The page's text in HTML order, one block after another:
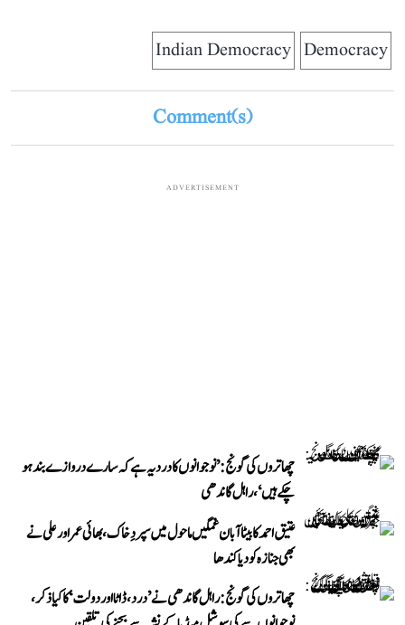
Democracy
Indian Democracy
Comment(s)
ADVERTISEMENT
چھاتروں کی گونج: ’نوجوانوں کا درد یہ ہے کہ سارے دروازے بند ہو
چکے ہیں‘، راہل گاندھی
عتیق احمد کا بیٹا آبان غمگین ماحول میں سپردِ خاک، بھائی عمر اور علی نے
بھی جنازہ کو دیا کندھا
چھاتروں کی گونج: راہل گاندھی نے ’درد، ڈاٹا اور دولت‘ کا کیا ذکر،